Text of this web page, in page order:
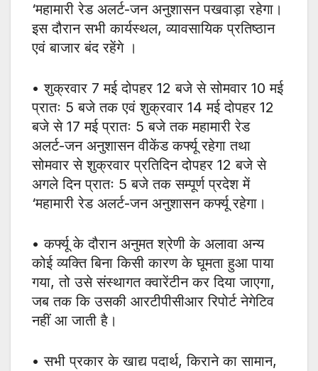
‘महामारी रेड अलर्ट-जन अनुशासन पखवाड़ा रहेगा।
इस दौरान सभी कार्यस्थल, व्यावसायिक प्रतिष्ठान
एवं बाजार बंद रहेंगे ।
• शुक्रवार 7 मई दोपहर 12 बजे से सोमवार 10 मई
प्रातः 5 बजे तक एवं शुक्रवार 14 मई दोपहर 12
बजे से 17 मई प्रातः 5 बजे तक महामारी रेड
अलर्ट-जन अनुशासन वीकेंड कर्फ्यू रहेगा तथा
सोमवार से शुक्रवार प्रतिदिन दोपहर 12 बजे से
अगले दिन प्रातः 5 बजे तक सम्पूर्ण प्रदेश में
‘महामारी रेड अलर्ट-जन अनुशासन कर्फ्यू रहेगा।
• कर्फ्यू के दौरान अनुमत श्रेणी के अलावा अन्य
कोई व्यक्ति बिना किसी कारण के घूमता हुआ पाया
गया, तो उसे संस्थागत क्वारेंटीन कर दिया जाएगा,
जब तक कि उसकी आरटीपीसीआर रिपोर्ट नेगेटिव
नहीं आ जाती है।
• सभी प्रकार के खाद्य पदार्थ, किराने का सामान,